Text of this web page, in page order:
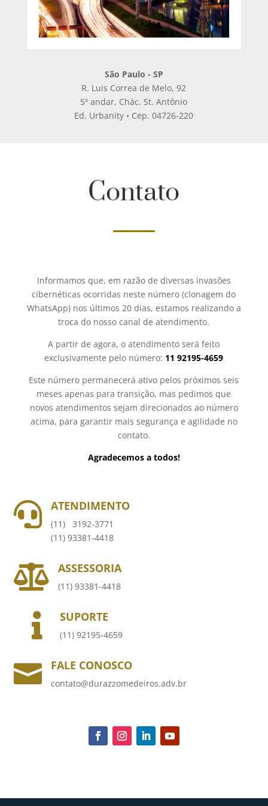
São Paulo - SP
R. Luis Correa de Melo, 92
5º andar, Chác. St. Antônio
Ed. Urbanity • Cep. 04726-220
Contato
Informamos que, em razão de diversas invasões
cibernéticas ocorridas neste número (clonagem do
WhatsApp) nos últimos 20 dias, estamos realizando a
troca do nosso canal de atendimento.
A partir de agora, o atendimento será feito
exclusivamente pelo número: 11 92195-4659
Este número permanecerá ativo pelos próximos seis
meses apenas para transição, mas pedimos que
novos atendimentos sejam direcionados ao número
acima, para garantir mais segurança e agilidade no
contato.
Agradecemos a todos!
 ATENDIMENTO
(11) 3192-3771
(11) 93381-4418
 ASSESSORIA
(11) 93381-4418
 SUPORTE
(11) 92195-4659
 FALE CONOSCO
contato@durazzomedeiros.adv.br